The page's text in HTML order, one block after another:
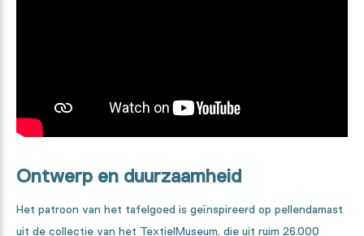
Ontwerp en duurzaamheid
Het patroon van het tafelgoed is geïnspireerd op pellendamast
uit de collectie van het TextielMuseum, die uit ruim 26.000